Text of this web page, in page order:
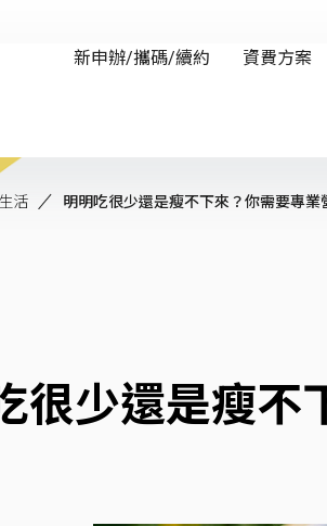
活 明明吃很少還是瘦不下來？你需要專業
很少還是瘦不